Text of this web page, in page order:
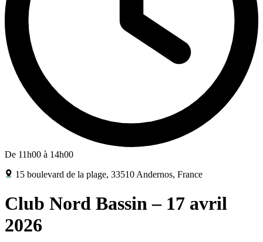
De 11h00 à 14h00
15 boulevard de la plage, 33510 Andernos, France
Club Nord Bassin – 17 avril
2026